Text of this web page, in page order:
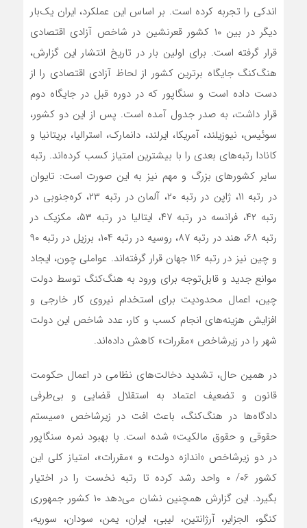
اندکی را تجربه کرده است. بر اساس این عملکرد، ایران یک‌بار
دیگر در بین ۱۰ کشور قعرنشین در شاخص آزادی اقتصادی
قرار گرفته است. برای اولین بار در تاریخ انتشار این گزارش،
هنگ‌‌‌کنگ جایگاه برترین کشور از لحاظ آزادی اقتصادی را از
دست داده است و سنگاپور که در دوره قبل در جایگاه دوم
قرار داشت، به صدر جدول آمده است. پس از این دو کشور،
سوئیس، نیوزیلند، آمریکا، ایرلند، دانمارک، استرالیا، بریتانیا و
کانادا رتبه‌‌‌های بعدی را با بیشترین امتیاز کسب کرده‌‌‌اند. رتبه
سایر کشورهای بزرگ و مهم نیز به این صورت است: تایوان
در رتبه ۱۱، ژاپن در رتبه ۲۰، آلمان در رتبه ۲۳، کره‌‌‌جنوبی در
رتبه ۴۲، فرانسه در رتبه ۴۷، ایتالیا در رتبه ۵۳، مکزیک در
رتبه ۶۸، هند در رتبه ۸۷، روسیه در رتبه ۱۰۴، برزیل در رتبه ۹۰
و چین نیز در رتبه ۱۱۶ جهان قرار گرفته‌‌‌اند. عواملی چون، ایجاد
موانع جدید و قابل‌‌‌توجه برای ورود به هنگ‌‌‌کنگ توسط دولت
چین، اعمال محدودیت برای استخدام نیروی کار خارجی و
افزایش هزینه‌‌‌های انجام کسب و کار، عدد شاخص این دولت
شهر را در زیرشاخص «مقررات» کاهش داده‌‌‌اند.
در همین حال، تشدید دخالت‌‌‌های نظامی در اعمال حکومت
قانون و تضعیف اعتماد به استقلال قضایی و بی‌‌‌طرفی
دادگاه‌‌‌ها در هنگ‌‌‌کنگ، باعث افت در زیرشاخص «سیستم
حقوقی و حقوق مالکیت» شده است. با بهبود نمره سنگاپور
در دو زیرشاخص «اندازه دولت» و «مقررات»، امتیاز کلی این
کشور ۰۶/ ۰ واحد رشد کرده تا رتبه نخست را در اختیار
بگیرد. این گزارش همچنین نشان می‌‌‌دهد ۱۰ کشور جمهوری
کنگو، الجزایر، آرژانتین، لیبی، ایران، یمن، سودان، سوریه،